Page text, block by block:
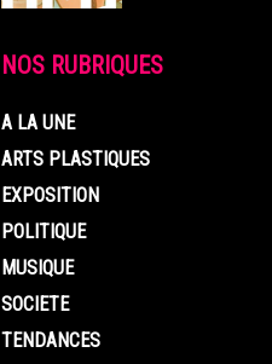
NOS RUBRIQUES
A LA UNE
ARTS PLASTIQUES
EXPOSITION
POLITIQUE
MUSIQUE
SOCIETE
TENDANCES